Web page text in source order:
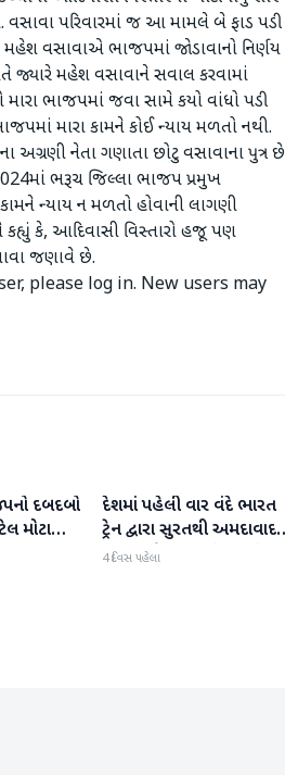
પરિવારમાં જ આ મામલે બે ફાડ પડી
મહેશ વસાવાએ ભાજપમાં જોડાવાનો નિર્ણય
જ્યારે મહેશ વસાવાને સવાલ કરવામાં
ભાજપમાં જવા સામે કયો વાંધો પડી
મારા કામને કોઈ ન્યાય મળતો નથી.
અગ્રણી નેતા ગણાતા છોટુ વસાવાના પુત્ર છે
ભરૂચ જિલ્લા ભાજપ પ્રમુખ
ન્યાય ન મળતો હોવાની લાગણી
કે, આદિવાસી વિસ્તારો હજૂ પણ
જણાવે છે.
please log in. New users may
દબદબો
મોટા
ગુજરાત
દેશમાં પહેલી વાર વંદે ભારત
ટ્રેન દ્વારા સુરતથી અમદાવાદ
હૃદય પહોંચાડવામાં આવ્યું
4 દિવસ પહેલા